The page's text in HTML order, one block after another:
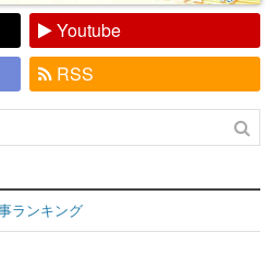
Youtube
RSS
ランキング